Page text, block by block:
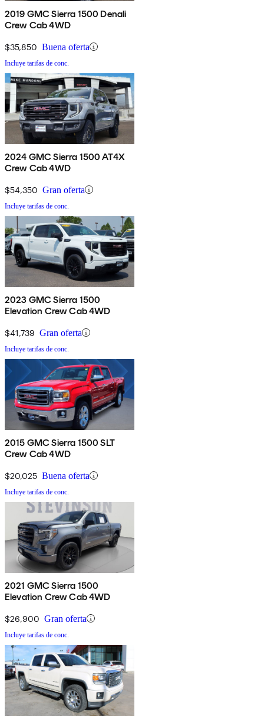
2019 GMC Sierra 1500 Denali
Crew Cab 4WD
$35,850 Buena oferta
Incluye tarifas de conc.
2024 GMC Sierra 1500 AT4X
Crew Cab 4WD
$54,350 Gran oferta
Incluye tarifas de conc.
2023 GMC Sierra 1500
Elevation Crew Cab 4WD
$41,739 Gran oferta
Incluye tarifas de conc.
2015 GMC Sierra 1500 SLT
Crew Cab 4WD
$20,025 Buena oferta
Incluye tarifas de conc.
2021 GMC Sierra 1500
Elevation Crew Cab 4WD
$26,900 Gran oferta
Incluye tarifas de conc.